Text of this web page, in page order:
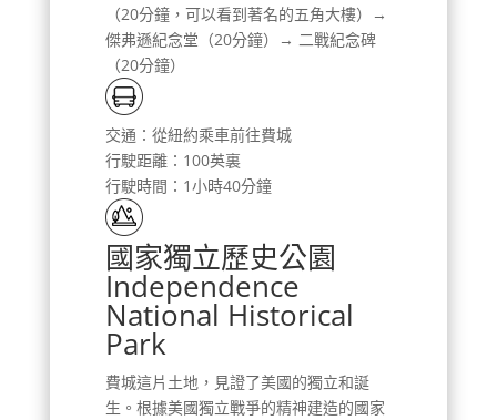
（20分鐘，可以看到著名的五角大樓）→
傑弗遜紀念堂（20分鐘）→ 二戰紀念碑
（20分鐘）
交通：從紐約乘車前往費城
行駛距離：100英裏
行駛時間：1小時40分鐘
國家獨立歷史公園
Independence
National Historical
Park
費城這片土地，見證了美國的獨立和誕
生。根據美國獨立戰爭的精神建造的國家